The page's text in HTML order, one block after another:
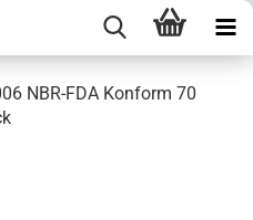
NBR-FDA Konform 70